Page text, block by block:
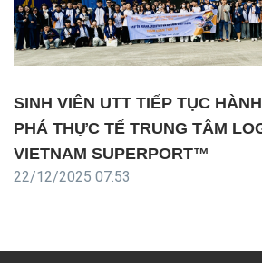
SINH VIÊN UTT TIẾP TỤC
PHÁ THỰC TẾ TRUNG TÂM
VIETNAM SUPERPORT™
22/12/2025 07:53